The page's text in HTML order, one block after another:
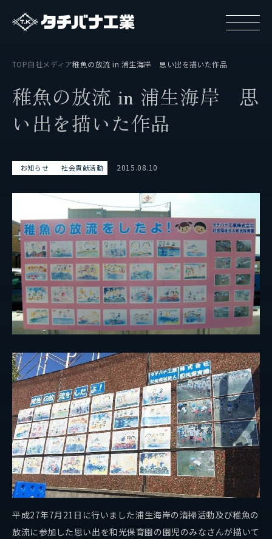
タチバナ工業の強み
タチバナ工業はやわかり
事業紹介
保有船舶
企業情報
代表挨拶
会社概要
拠点情報
実績紹介
サステナビリティ
TOP自社メディア稚魚の放流 in 浦生海岸 思い出を描いた作品
稚魚の放流 in 浦生海岸
思
い出を描いた作品
お知らせ 社会貢献活動 2015.08.10
平成27年7月21日に行いました浦生海岸の清掃活動及び稚魚の
放流に参加した思い出を和光保育園の園児のみなさんが描いて